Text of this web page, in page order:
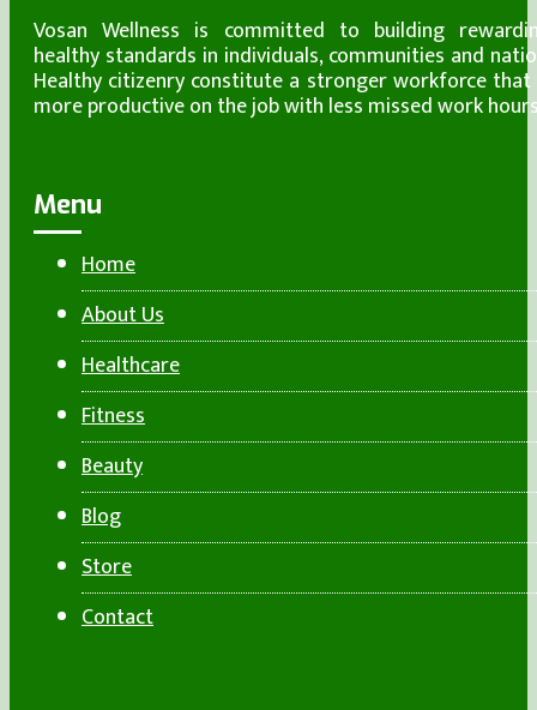
Vosan Wellness is committed to building
healthy standards in individuals, communities and
Healthy citizenry constitute a stronger workforce that
more productive on the job with less missed work
Menu
Home
About Us
Healthcare
Fitness
Beauty
Blog
Store
Contact